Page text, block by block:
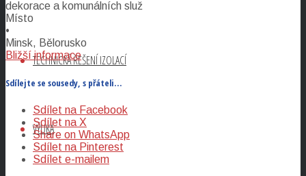
TECHNICKÁ ŘEŠENÍ IZOLACÍ
VÝUKA
dekorace a komunálních služ
Místo
•
Minsk, Bělorusko
Bližší informace
Sdílejte se sousedy, s přáteli…
Sdílet na Facebook
Sdílet na X
Share on WhatsApp
Sdílet na Pinterest
Sdílet e-mailem